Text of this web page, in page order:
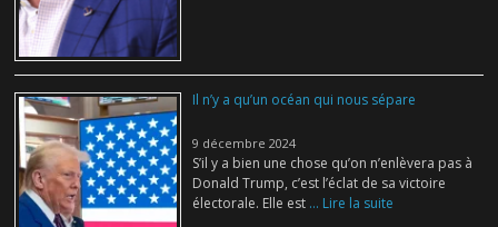
Il n’y a qu’un océan qui nous sépare
9 décembre 2024
S’il y a bien une chose qu’on n’enlèvera pas à
Donald Trump, c’est l’éclat de sa victoire
électorale. Elle est ... Lire la suite